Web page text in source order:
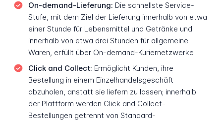
On-demand-Lieferung: Die schnellste Service-
Stufe, mit dem Ziel der Lieferung innerhalb von etwa
einer Stunde für Lebensmittel und Getränke und
innerhalb von etwa drei Stunden für allgemeine
Waren, erfüllt über On-demand-Kuriernetzwerke
Click and Collect: Ermöglicht Kunden, ihre
Bestellung in einem Einzelhandelsgeschäft
abzuholen, anstatt sie liefern zu lassen; innerhalb
der Plattform werden Click and Collect-
Bestellungen getrennt von Standard-